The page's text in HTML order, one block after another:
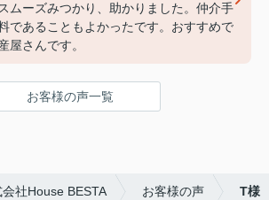
ムーズみつかり、助かりました。仲介手
であることもよかったです。おすすめで
屋さんです。
お客様の声一覧
社House BESTA お客様の声 T様